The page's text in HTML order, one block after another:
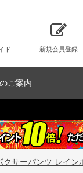
ド 新規会員登録
ご案内
サーパンツ レイン